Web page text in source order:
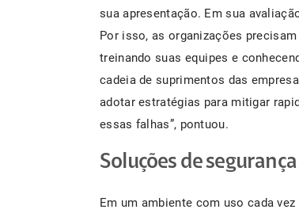
sua apresentação. Em sua
Por isso, as organizações
treinando suas equipes e
cadeia de suprimentos das
adotar estratégias para mitigar
essas falhas”, pontuou.
Soluções de segurança
Em um ambiente com uso cada